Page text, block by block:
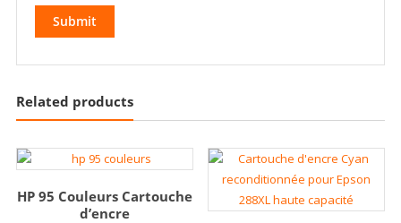
Related products
HP 95 Couleurs Cartouche
d’encre